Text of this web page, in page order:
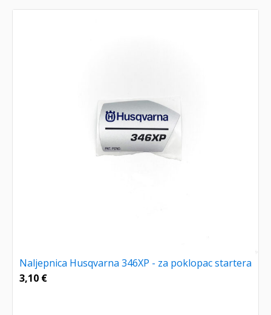
Naljepnica Husqvarna 346XP - za poklopac startera
3,10 €